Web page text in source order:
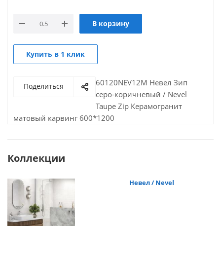
В корзину
Купить в 1 клик
Поделиться
60120NEV12M Невел Зип
серо-коричневый / Nevel
Taupe Zip Керамогранит
матовый карвинг 600*1200
Коллекции
Невел / Nevel